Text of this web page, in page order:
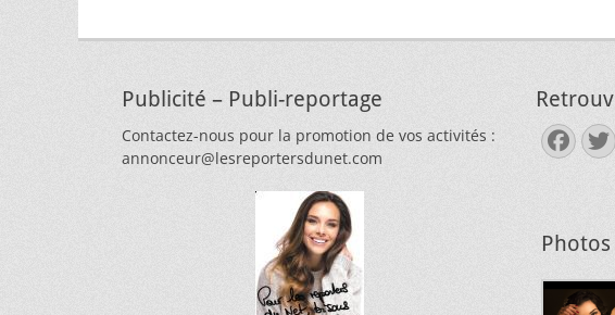
Publicité – Publi-reportage
Contactez-nous pour la promotion de vos activités :
annonceur@lesreportersdunet.com
Photos